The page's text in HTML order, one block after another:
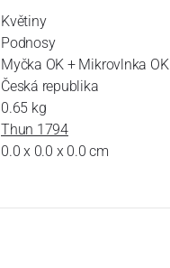
Květiny
Podnosy
Myčka OK + Mikrovlnka OK
Česká republika
0.65 kg
Thun 1794
0.0 x 0.0 x 0.0 cm